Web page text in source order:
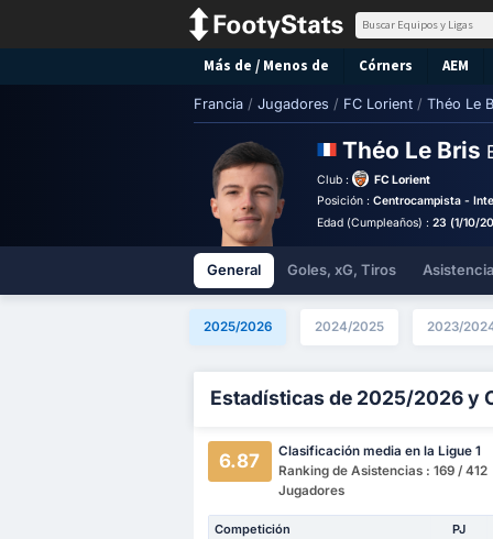
Más de / Menos de Córners AEM
Francia / Jugadores / FC Lorient / Théo Le
Théo Le Bris
Club :
FC Lorient
Posición :Centrocampista -
Edad (Cumpleaños) :23 (1/10/
General Goles, xG, Tiros
2025/2026 2024/2025 2023/
Estadísticas de 2025/2026 y
6.87
Clasificación media en la Ligue 1
Ranking de Asistencias : 169 / 412
Jugadores
Competición PJ